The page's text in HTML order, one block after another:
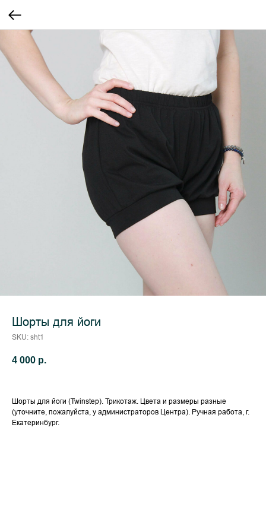
Шорты для йоги
SKU: sht1
4 000 р.
Шорты для йоги (Twinstep). Трикотаж. Цвета и размеры разные
(уточните, пожалуйста, у администраторов Центра). Ручная работа, г.
Екатеринбург.